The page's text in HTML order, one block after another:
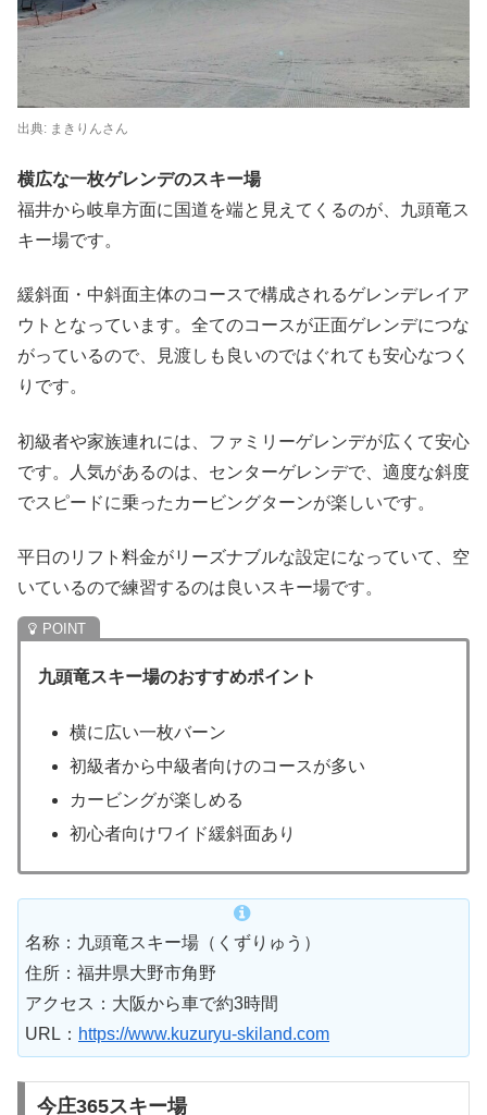
出典: まきりんさん
横広な一枚ゲレンデのスキー場
福井から岐阜方面に国道を端と見えてくるのが、九頭竜ス
キー場です。
緩斜面・中斜面主体のコースで構成されるゲレンデレイア
ウトとなっています。全てのコースが正面ゲレンデにつな
がっているので、見渡しも良いのではぐれても安心なつく
りです。
初級者や家族連れには、ファミリーゲレンデが広くて安心
です。人気があるのは、センターゲレンデで、適度な斜度
でスピードに乗ったカービングターンが楽しいです。
平日のリフト料金がリーズナブルな設定になっていて、空
いているので練習するのは良いスキー場です。
九頭竜スキー場のおすすめポイント
横に広い一枚バーン
初級者から中級者向けのコースが多い
カービングが楽しめる
初心者向けワイド緩斜面あり
名称：九頭竜スキー場（くずりゅう）
住所：福井県大野市角野
アクセス：大阪から車で約3時間
URL： https://www.kuzuryu-skiland.com
今庄365スキー場